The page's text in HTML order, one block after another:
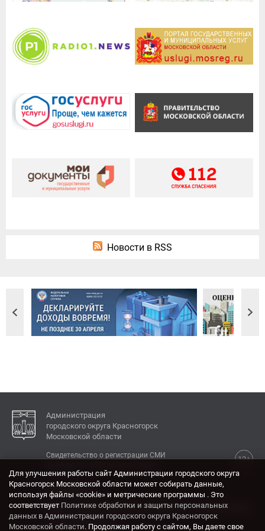
Новости в RSS
Администрация
городского округа Красногорск
Московской области
12+
Свидетельство о регистрации СМИ
КОНТАКТЫ
Адрес: 143404, Московская область, г. Красногорск,
ул. Ленина, дом 4.
Для улучшения работы сайт Администрации городского округа
Красногорск Московской области может собирать данные,
используя файлы «cookie» и метрические программы . Это
соответствует Политике обработки и защиты персональных
данных в Администрации городского округа Красногорск
Московской области. Продолжая работу с сайтом, Вы даете свое